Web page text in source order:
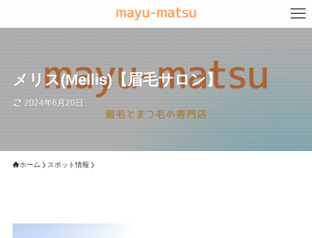
メリス(Mellis)【眉毛サロン】
2024年6月20日
ホーム スポット情報